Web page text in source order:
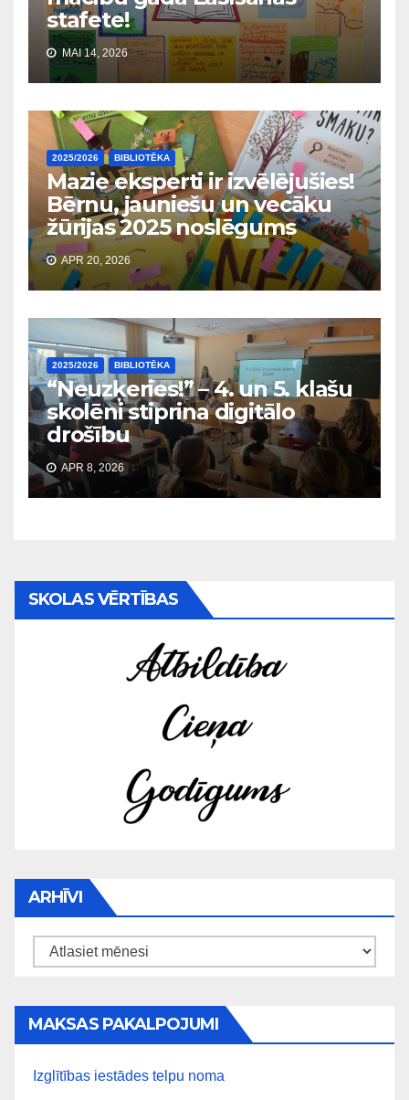
stafete!
MAI 14, 2026
2025/2026 BIBLIOTĒKA
Mazie eksperti ir izvēlējušies!
Bērnu, jauniešu un vecāku
žūrijas 2025 noslēgums
APR 20, 2026
2025/2026 BIBLIOTĒKA
“Neuzķeries!” – 4. un 5. klašu
skolēni stiprina digitālo
drošību
APR 8, 2026
SKOLAS VĒRTĪBAS
ARHĪVI
Arhīvi
MAKSAS PAKALPOJUMI
Izglītības iestādes telpu noma